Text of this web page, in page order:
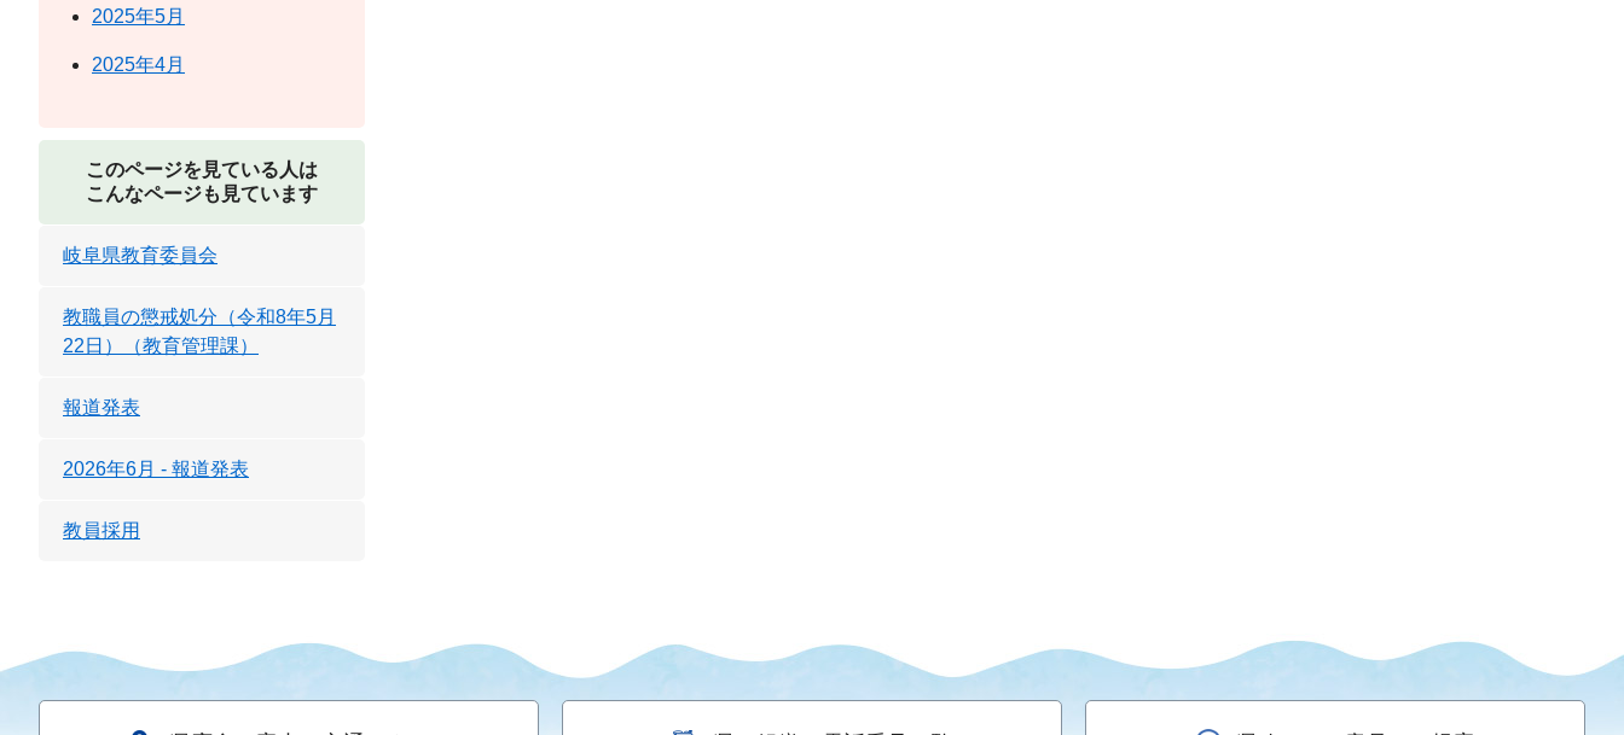
2025年5月
2025年4月
このページを見ている人は
こんなページも見ています
岐阜県教育委員会
教職員の懲戒処分（令和8年5月
22日）（教育管理課）
報道発表
2026年6月 - 報道発表
教員採用